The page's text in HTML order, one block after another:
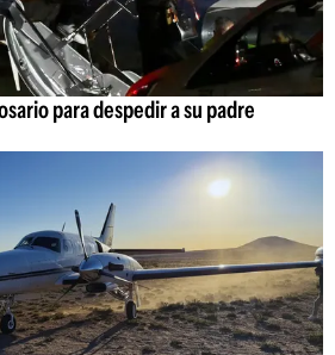
para despedir a su padre